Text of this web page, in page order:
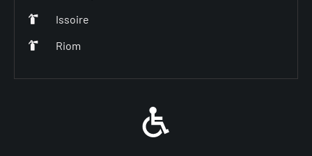
Issoire
Riom